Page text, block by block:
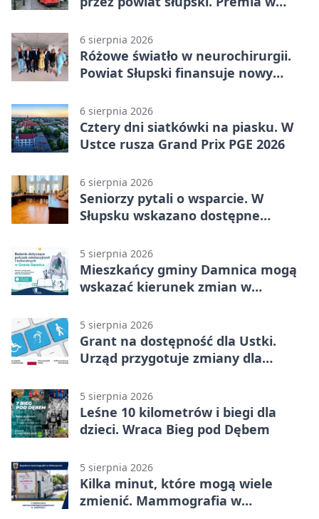
6 sierpnia 2026
Różowe światło w neurochirurgii.
Powiat Słupski finansuje nowy
6 sierpnia 2026
Cztery dni siatkówki na piasku. W
Ustce rusza Grand Prix PGE 2026
6 sierpnia 2026
Seniorzy pytali o wsparcie. W
Słupsku wskazano dostępne
5 sierpnia 2026
Mieszkańcy gminy Damnica mogą
wskazać kierunek zmian w
5 sierpnia 2026
Grant na dostępność dla Ustki.
Urząd przygotuje zmiany dla
5 sierpnia 2026
Leśne 10 kilometrów i biegi dla
dzieci. Wraca Bieg pod Dębem
5 sierpnia 2026
Kilka minut, które mogą wiele
zmienić. Mammografia w